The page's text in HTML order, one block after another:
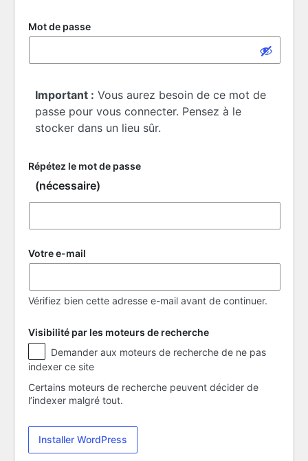
Mot de passe
Important : Vous aurez besoin de ce mot de
passe pour vous connecter. Pensez à le
stocker dans un lieu sûr.
Répétez le mot de passe
(nécessaire)
Votre e-mail
Vérifiez bien cette adresse e-mail avant de continuer.
Visibilité par les moteurs de recherche
Visibilité
par
les
moteurs
de
indexer ce site
Certains moteurs de recherche peuvent décider de
l’indexer malgré tout.